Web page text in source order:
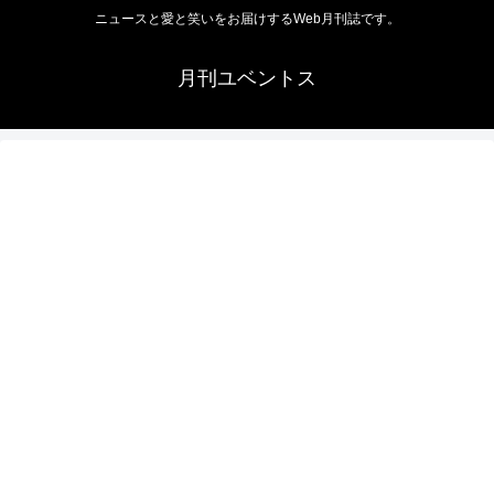
ニュースと愛と笑いをお届けするWeb月刊誌です。
月刊ユベントス